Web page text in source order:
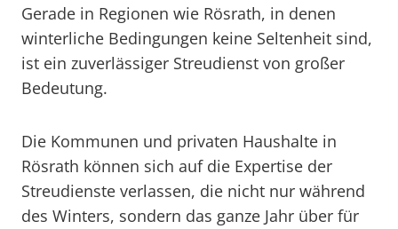
Gerade in Regionen wie Rösrath, in denen
winterliche Bedingungen keine Seltenheit sind,
ist ein zuverlässiger Streudienst von großer
Bedeutung.
Die Kommunen und privaten Haushalte in
Rösrath können sich auf die Expertise der
Streudienste verlassen, die nicht nur während
des Winters, sondern das ganze Jahr über für